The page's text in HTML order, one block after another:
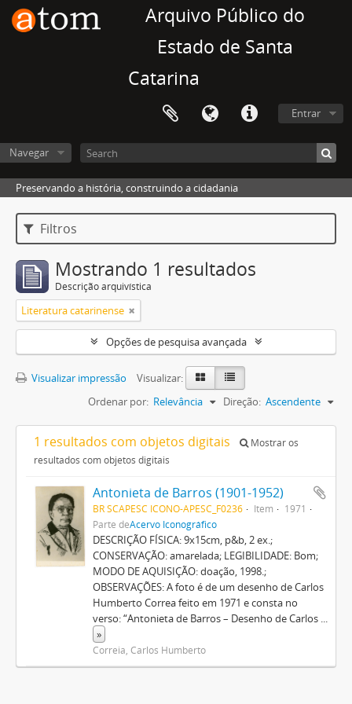
Arquivo Público do
Estado de Santa
Catarina
Entrar
Navegar
Preservando a história, construindo a cidadania
Filtros
Mostrando 1 resultados
Descrição arquivística
Literatura catarinense
Opções de pesquisa avançada
Visualizar impressão
Visualizar:
Ordenar por: Relevância Direção: Ascendente
1 resultados com objetos digitais
Mostrar os
resultados com objetos digitais
Antonieta de Barros (1901-1952)
BR SCAPESC ICONO-APESC_F0236 Item
1971
Parte deAcervo Iconográfico
DESCRIÇÃO FÍSICA: 9x15cm, p&b, 2 ex.;
CONSERVAÇÃO: amarelada; LEGIBILIDADE: Bom;
MODO DE AQUISIÇÃO: doação, 1998.;
OBSERVAÇÕES: A foto é de um desenho de Carlos
Humberto Correa feito em 1971 e consta no
verso: “Antonieta de Barros – Desenho de Carlos ...
»
Correia, Carlos Humberto